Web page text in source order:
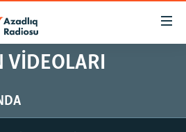
VIDEOLARI